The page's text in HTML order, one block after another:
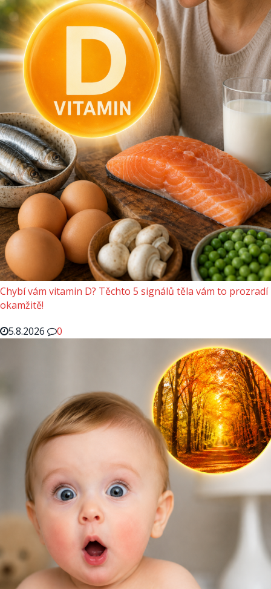
Chybí vám vitamin D? Těchto 5 signálů těla vám to prozradí
okamžitě!
5.8.2026
0